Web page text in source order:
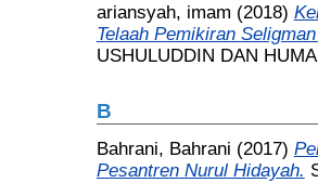
ariansyah, imam (2018)
Telaah Pemikiran
USHULUDDIN DAN
B
Bahrani, Bahrani (2017)
Pesantren Nurul Hidayah.